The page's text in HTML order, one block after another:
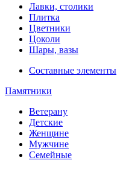
Лавки, столики
Плитка
Цветники
Цоколи
Шары, вазы
Составные элементы
Памятники
Ветерану
Детские
Женщине
Мужчине
Семейные